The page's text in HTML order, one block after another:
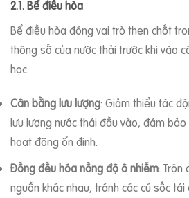
2.1. Bể điều hòa
Bể điều hòa đóng vai trò then chốt
thông số của nước thải trước khi vào
học:
Cân bằng lưu lượng: Giảm thiểu tác
lưu lượng nước thải đầu vào, đảm
hoạt động ổn định.
Đồng đều hóa nồng độ ô nhiễm: Trộn
nguồn khác nhau, tránh các cú sốc